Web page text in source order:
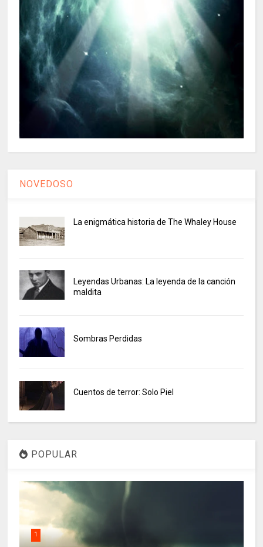
NOVEDOSO
La enigmática historia de The Whaley House
Leyendas Urbanas: La leyenda de la canción
maldita
Sombras Perdidas
Cuentos de terror: Solo Piel
POPULAR
1